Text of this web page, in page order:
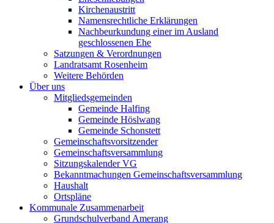
Kirchenaustritt
Namensrechtliche Erklärungen
Nachbeurkundung einer im Ausland
geschlossenen Ehe
Satzungen & Verordnungen
Landratsamt Rosenheim
Weitere Behörden
Über uns
Mitgliedsgemeinden
Gemeinde Halfing
Gemeinde Höslwang
Gemeinde Schonstett
Gemeinschaftsvorsitzender
Gemeinschaftsversammlung
Sitzungskalender VG
Bekanntmachungen Gemeinschaftsversammlung
Haushalt
Ortspläne
Kommunale Zusammenarbeit
Grundschulverband Amerang